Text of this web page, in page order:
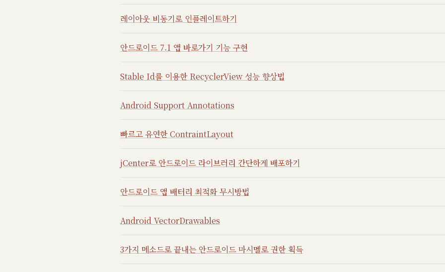
레이아웃 비동기로 인플레이트하기
안드로이드 7.1 앱 바로가기 기능 구현
Stable Id를 이용한 RecyclerView 성능 향상법
Android Support Annotations
빠르고 유연한 ContraintLayout
jCenter로 안드로이드 라이브러리 간단하게 배포하기
안드로이드 앱 배터리 최적화 무시방법
Android VectorDrawables
3가지 메소드로 끝내는 안드로이드 마시멜로 권한 획득